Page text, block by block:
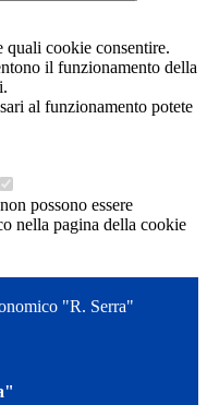
quali cookie consentire.
il funzionamento della
al funzionamento potete
possono essere
nella pagina della cookie
"R. Serra"